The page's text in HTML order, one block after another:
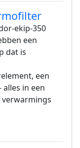
ekip-350
een
dat is
een
in een
verwarmings